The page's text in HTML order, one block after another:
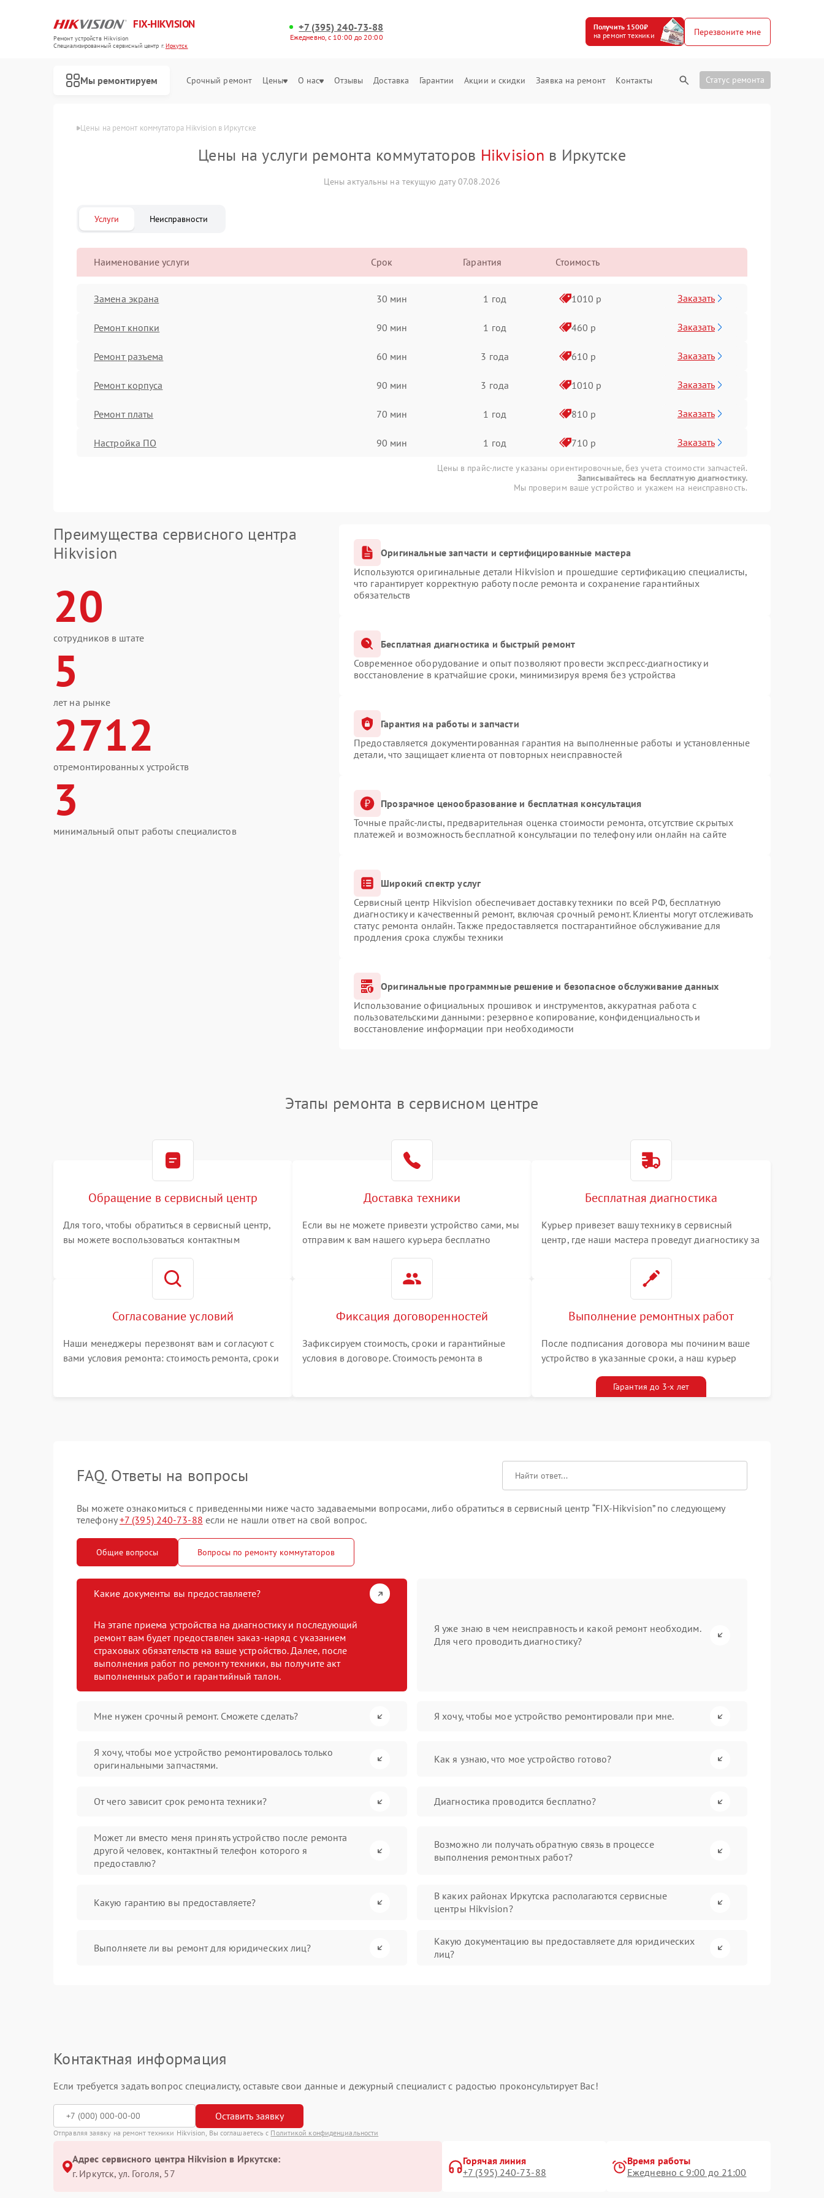
FIX-HIKVISION
Ремонт устройств Hikvision
Специализированный cервисный центр г.Иркутск
+7 (395) 240-73-88
Ежедневно, с 10:00 до 20:00
Получить 1500₽
на ремонт техники
Перезвоните мне
Мы ремонтируем Срочный ремонт Цены О нас Отзывы Доставка Гарантии Акции и скидки Заявка на ремонт Контакты Статус ремонта
Цены Цены на ремонт коммутатора Hikvision в Иркутске
Цены на услуги ремонта коммутаторов Hikvision в Иркутске
Цены актуальны на текущую дату 07.08.2026
Услуги Неисправности
Наименование услуги Срок Гарантия Стоимость
Замена экрана 30 мин 1 год 1010 р Заказать
Ремонт кнопки 90 мин 1 год 460 р Заказать
Ремонт разъема 60 мин 3 года 610 р Заказать
Ремонт корпуса 90 мин 3 года 1010 р Заказать
Ремонт платы 70 мин 1 год 810 р Заказать
Настройка ПО 90 мин 1 год 710 р Заказать
Цены в прайс-листе указаны ориентировочные, без учета стоимости запчастей.
Записывайтесь на бесплатную диагностику.
Мы проверим ваше устройство и укажем на неисправность.
Преимущества сервисного центра
Hikvision
20
сотрудников в штате
5
лет на рынке
2712
отремонтированных устройств
3
минимальный опыт работы специалистов
Оригинальные запчасти и сертифицированные мастера
Используются оригинальные детали Hikvision и прошедшие сертификацию специалисты,
что гарантирует корректную работу после ремонта и сохранение гарантийных
обязательств
Бесплатная диагностика и быстрый ремонт
Современное оборудование и опыт позволяют провести экспресс-диагностику и
восстановление в кратчайшие сроки, минимизируя время без устройства
Гарантия на работы и запчасти
Предоставляется документированная гарантия на выполненные работы и установленные
детали, что защищает клиента от повторных неисправностей
Прозрачное ценообразование и бесплатная консультация
Точные прайс-листы, предварительная оценка стоимости ремонта, отсутствие скрытых
платежей и возможность бесплатной консультации по телефону или онлайн на сайте
Широкий спектр услуг
Сервисный центр Hikvision обеспечивает доставку техники по всей РФ, бесплатную
диагностику и качественный ремонт, включая срочный ремонт. Клиенты могут отслеживать
статус ремонта онлайн. Также предоставляется постгарантийное обслуживание для
продления срока службы техники
Оригинальные программные решение и безопасное обслуживание данных
Использование официальных прошивок и инструментов, аккуратная работа с
пользовательскими данными: резервное копирование, конфиденциальность и
восстановление информации при необходимости
Этапы ремонта в сервисном центре
Обращение в сервисный центр
Для того, чтобы обратиться в сервисный центр,
вы можете воспользоваться контактным
номер телефона на сайте
Доставка техники
Если вы не можете привезти устройство сами, мы
отправим к вам нашего курьера бесплатно
Бесплатная диагностика
Курьер привезет вашу технику в сервисный
центр, где наши мастера проведут диагностику за
Согласование условий
Наши менеджеры перезвонят вам и согласуют с
вами условия ремонта: стоимость ремонта, сроки
Фиксация договоренностей
Зафиксируем стоимость, сроки и гарантийные
условия в договоре. Стоимость ремонта в
Выполнение ремонтных работ
После подписания договора мы починим ваше
устройство в указанные сроки, а наш курьер
талоном бесплатноГарантия до 3-х лет
FAQ. Ответы на вопросы
Вы можете ознакомиться с приведенными ниже часто задаваемыми вопросами, либо обратиться в сервисный центр “FIX-Hikvision” по следующему
телефону+7 (395) 240-73-88 если не нашли ответ на свой вопрос.
Общие вопросы Вопросы по ремонту коммутаторов
Какие документы вы предоставляете?
На этапе приема устройства на диагностику и последующий
ремонт вам будет предоставлен заказ-наряд с указанием
страховых обязательств на ваше устройство. Далее, после
выполнения работ по ремонту техники, вы получите акт
выполненных работ и гарантийный талон.
Я уже знаю в чем неисправность и какой ремонт необходим.
Для чего проводить диагностику?
Мне нужен срочный ремонт. Сможете сделать? Я хочу, чтобы мое устройство ремонтировали при мне.
Я хочу, чтобы мое устройство ремонтировалось только
оригинальными запчастями.
Как я узнаю, что мое устройство готово?
От чего зависит срок ремонта техники? Диагностика проводится бесплатно?
Может ли вместо меня принять устройство после ремонта
другой человек, контактный телефон которого я
предоставлю?
Возможно ли получать обратную связь в процессе
выполнения ремонтных работ?
Какую гарантию вы предоставляете?
В каких районах Иркутска располагаются сервисные
центры Hikvision?
Выполняете ли вы ремонт для юридических лиц?
Какую документацию вы предоставляете для юридических
лиц?
Контактная информация
Если требуется задать вопрос специалисту, оставьте свои данные и дежурный специалист с радостью проконсультирует Вас!
Оставить заявку
Отправляя заявку на ремонт техники Hikvision, Вы соглашаетесь с Политикой конфиденциальности
Адрес сервисного центра Hikvision в Иркутске:
г. Иркутск, ул. ​Гоголя, 57
Горячая линия
+7 (395) 240-73-88
Время работы
Ежедневно с 9:00 до 21:00